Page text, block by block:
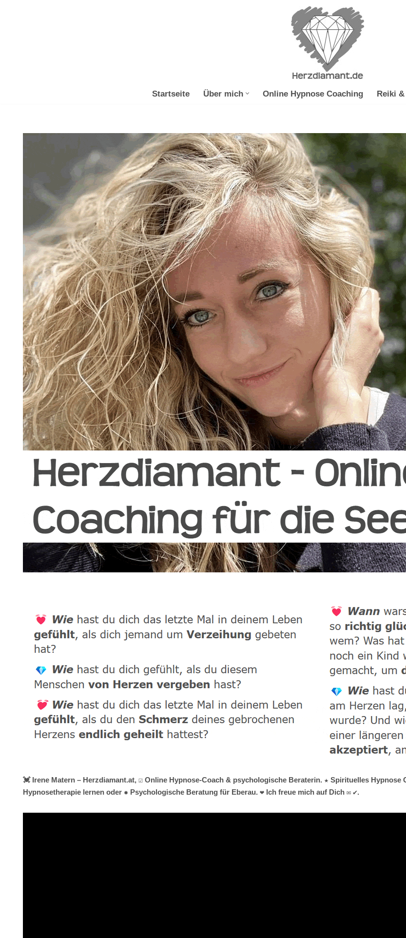
Startseite Über mich Online Hypnose Coaching Reiki
💓️ Irene Matern – Herzdiamant.at, ☑️ Online Hypnose-Coach & psychologische Beraterin. ★ Spirituelles
Hypnosetherapie lernen oder ✹ Psychologische Beratung für Eberau. ❤ Ich freue mich auf Dich ✉ ✔.